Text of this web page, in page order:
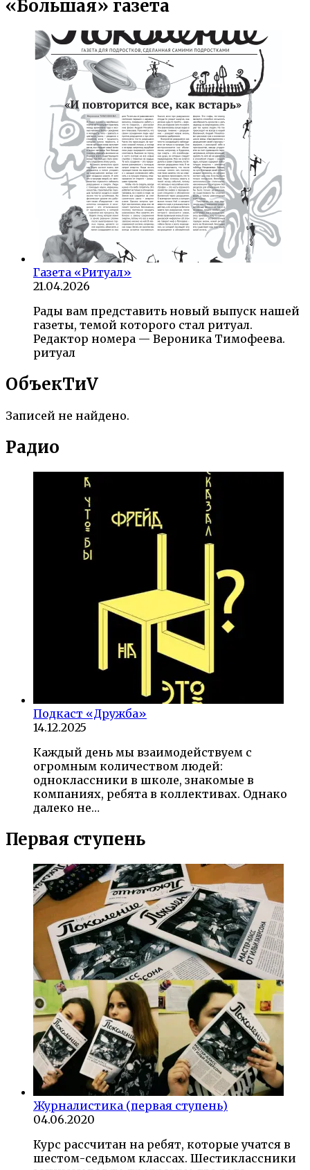
«Большая» газета
Газета «Ритуал»
21.04.2026
Рады вам представить новый выпуск нашей
газеты, темой которого стал ритуал.
Редактор номера — Вероника Тимофеева.
ритуал
ОбъекTиV
Записей не найдено.
Радио
Подкаст «Дружба»
14.12.2025
Каждый день мы взаимодействуем с
огромным количеством людей:
одноклассники в школе, знакомые в
компаниях, ребята в коллективах. Однако
далеко не…
Первая ступень
Журналистика (первая ступень)
04.06.2020
Курс рассчитан на ребят, которые учатся в
шестом-седьмом классах. Шестиклассники